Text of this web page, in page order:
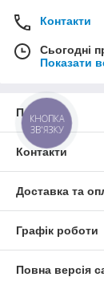
Контакти
Сьогодні
Показати
Про нас
Контакти
Доставка та
Графік роботи
Повна версія
КНОПКА
ЗВ'ЯЗКУ